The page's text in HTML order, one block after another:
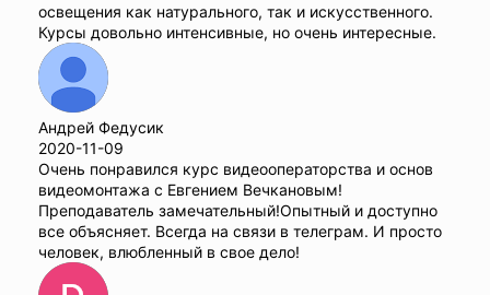
освещения как натурального, так и искусственного.
Курсы довольно интенсивные, но очень интересные.
Андрей Федусик
2020-11-09
Очень понравился курс видеооператорства и основ
видеомонтажа с Евгением Вечкановым!
Преподаватель замечательный!Опытный и доступно
все объясняет. Всегда на связи в телеграм. И просто
человек, влюбленный в свое дело!